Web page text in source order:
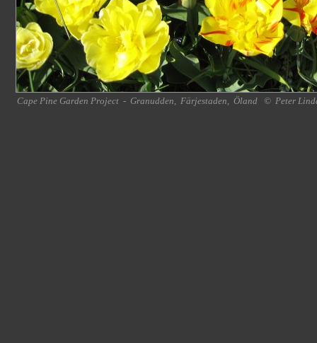
Cape Pine Garden Project - Granudden, Färjestaden, Öland © Peter